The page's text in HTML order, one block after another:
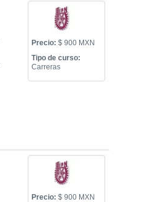
Precio: $ 900 MXN
Tipo de curso:
Carreras
Precio: $ 900 MXN